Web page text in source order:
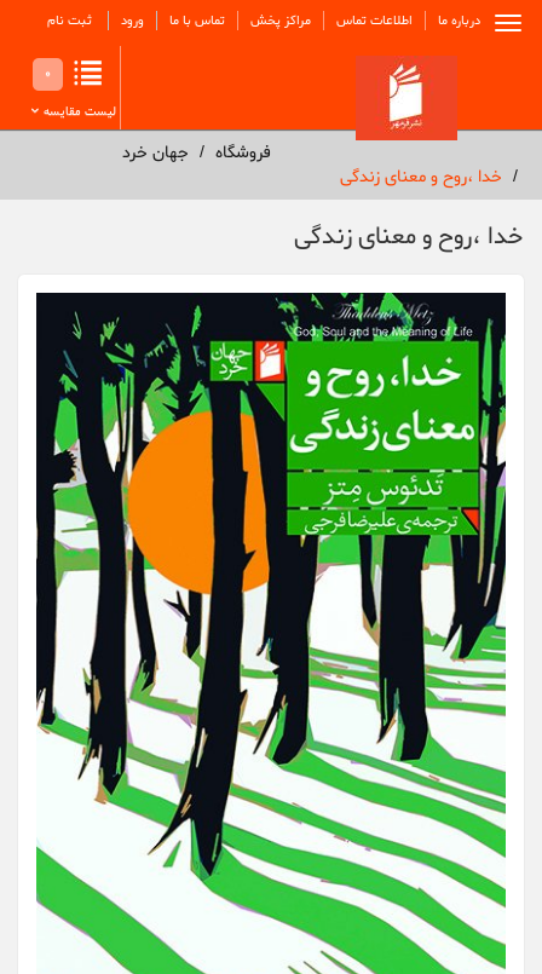
درباره ما اطلاعات تماس مراکز پخش تماس با ما ورود ثبت نام
0
لیست مقایسه
فروشگاه
جهان خرد
خدا ،روح و معنای زندگی
خدا ،روح و معنای زندگی